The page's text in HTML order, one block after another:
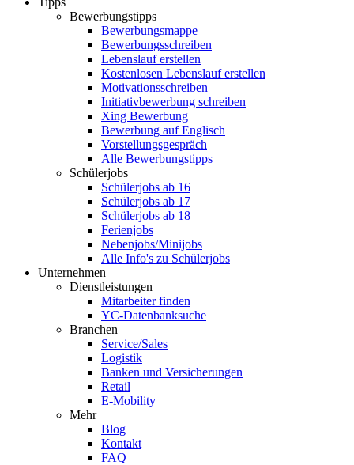
Bewerbungstipps
Bewerbungsmappe
Bewerbungsschreiben
Lebenslauf erstellen
Kostenlosen Lebenslauf erstellen
Motivationsschreiben
Initiativbewerbung schreiben
Xing Bewerbung
Bewerbung auf Englisch
Vorstellungsgespräch
Alle Bewerbungstipps
Schülerjobs
Schülerjobs ab 16
Schülerjobs ab 17
Schülerjobs ab 18
Ferienjobs
Nebenjobs/Minijobs
Alle Info's zu Schülerjobs
Unternehmen
Dienstleistungen
Mitarbeiter finden
YC-Datenbanksuche
Branchen
Service/Sales
Logistik
Banken und Versicherungen
Retail
E-Mobility
Mehr
Blog
Kontakt
FAQ